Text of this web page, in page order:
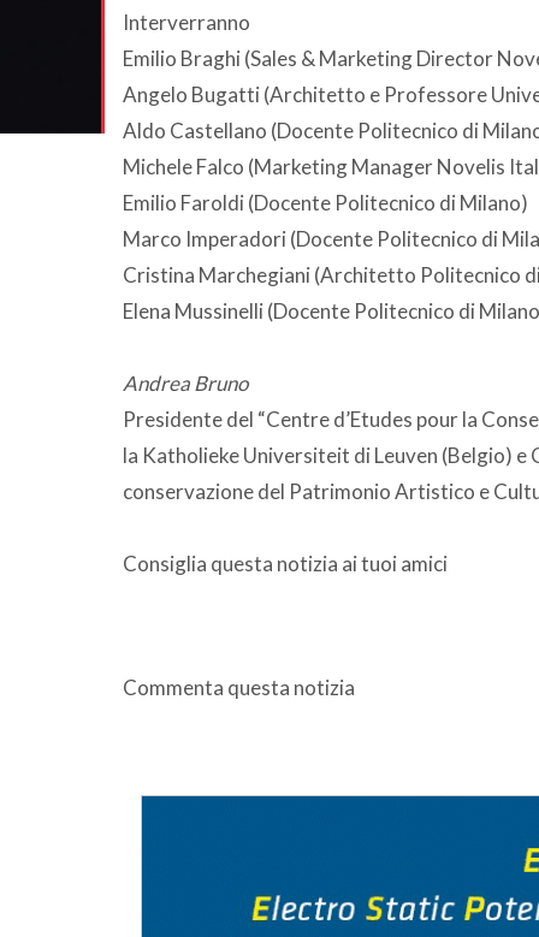
Interverranno
Emilio Braghi (Sales & Marketing Director
Angelo Bugatti (Architetto e Professore
Aldo Castellano (Docente Politecnico di
Michele Falco (Marketing Manager Novelis
Emilio Faroldi (Docente Politecnico di Milano)
Marco Imperadori (Docente Politecnico di
Cristina Marchegiani (Architetto Politecnico
Elena Mussinelli (Docente Politecnico di
Andrea Bruno
Presidente del “Centre d’Etudes pour la
la Katholieke Universiteit di Leuven (Belgio) e
conservazione del Patrimonio Artistico e
Consiglia questa notizia ai tuoi amici
Commenta questa notizia